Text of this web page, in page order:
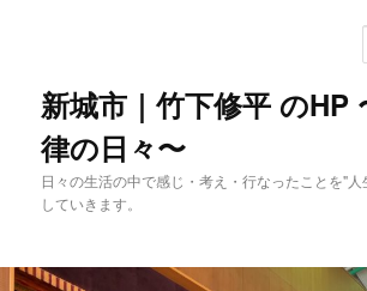
動
新城市｜竹下修平 のHP
律の日々〜
日々の生活の中で感じ・考え・行なったことを"
していきます。